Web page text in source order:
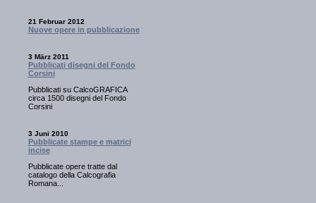
21 Februar 2012
Nuove opere in pubblicazione
3 März 2011
Pubblicati disegni del Fondo
Corsini
Pubblicati su CalcoGRAFICA
circa 1500 disegni del Fondo
Corsini
3 Juni 2010
Pubblicate stampe e matrici
incise
Pubblicate opere tratte dal
catalogo della Calcografia
Romana...